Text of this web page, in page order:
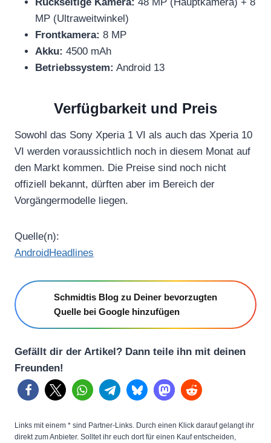
MP (Ultraweitwinkel)
Frontkamera: 8 MP
Akku: 4500 mAh
Betriebssystem: Android 13
Verfügbarkeit und Preis
Sowohl das Sony Xperia 1 VI als auch das Xperia 10
VI werden voraussichtlich noch in diesem Monat auf
den Markt kommen. Die Preise sind noch nicht
offiziell bekannt, dürften aber im Bereich der
Vorgängermodelle liegen.
Quelle(n):
AndroidHeadlines
Schmidtis Blog zu Deiner bevorzugten
Quelle bei Google hinzufügen
Gefällt dir der Artikel? Dann teile ihn mit deinen
Freunden!
Links mit einem * sind Partner-Links. Durch einen Klick darauf gelangt ihr
direkt zum Anbieter. Solltet ihr euch dort für einen Kauf entscheiden,